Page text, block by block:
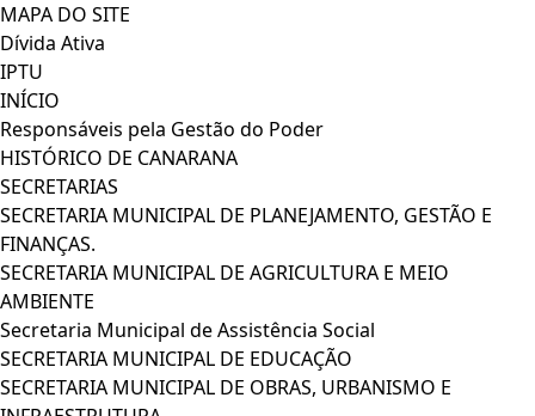
MAPA DO SITE
Dívida Ativa
IPTU
INÍCIO
Responsáveis pela Gestão do Poder
HISTÓRICO DE CANARANA
SECRETARIAS
SECRETARIA MUNICIPAL DE PLANEJAMENTO, GESTÃO E
FINANÇAS.
SECRETARIA MUNICIPAL DE AGRICULTURA E MEIO
AMBIENTE
Secretaria Municipal de Assistência Social
SECRETARIA MUNICIPAL DE EDUCAÇÃO
SECRETARIA MUNICIPAL DE OBRAS, URBANISMO E